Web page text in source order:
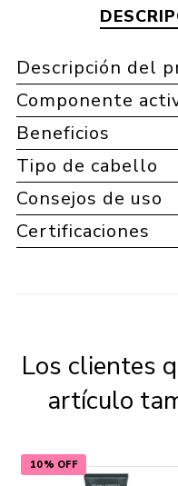
Descripción del
Componente
Beneficios
Tipo de cabello
Consejos de uso
Certificaciones
Los clientes
artículo
10% OFF